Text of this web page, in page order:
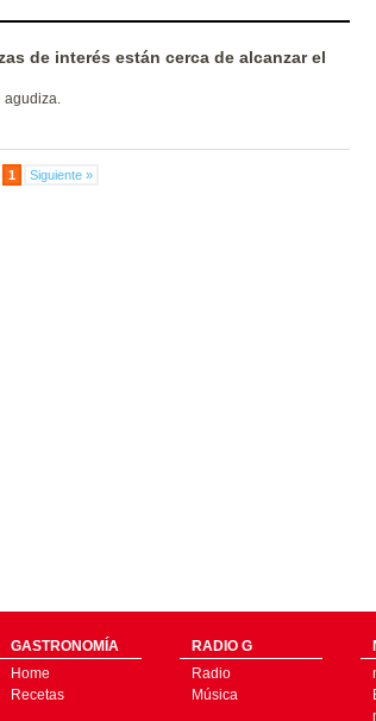
de interés están cerca de alcanzar el
agudiza.
1 Siguiente »
GASTRONOMÍA
Home
Recetas
RADIO G
Radio
Música